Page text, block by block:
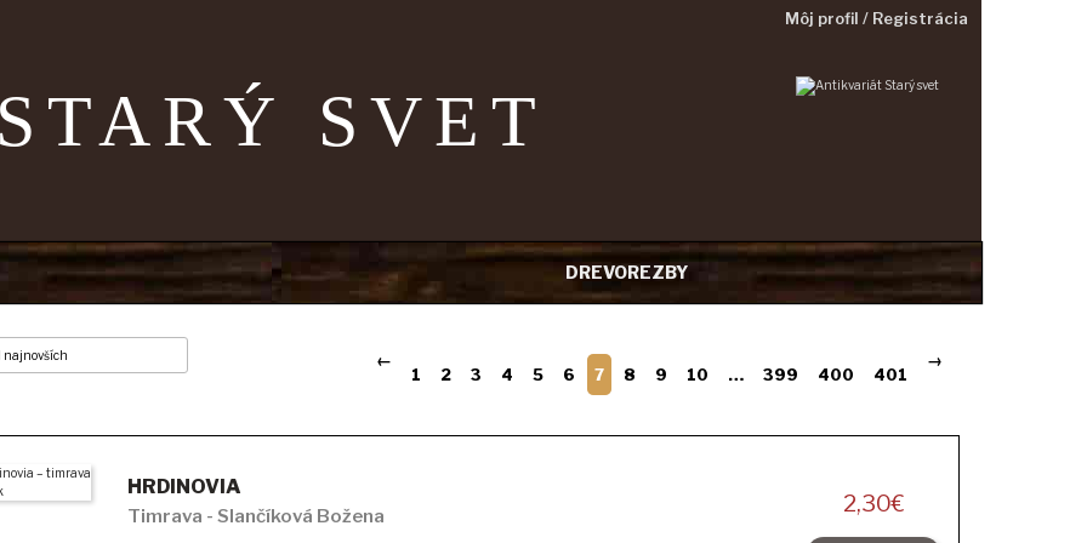
Môj profil / Registrácia
STARÝ SVET
DREVOREZBY
←
1 2 3 4 5 6 7 8 9 10 … 399 400 401
→
HRDINOVIA
Timrava - Slančíková Božena 2,30€